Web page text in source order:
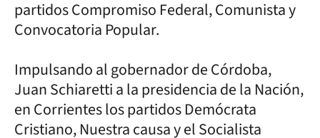
partidos Compromiso Federal, Comunista y
Convocatoria Popular.
Impulsando al gobernador de Córdoba,
Juan Schiaretti a la presidencia de la Nación,
en Corrientes los partidos Demócrata
Cristiano, Nuestra causa y el Socialista